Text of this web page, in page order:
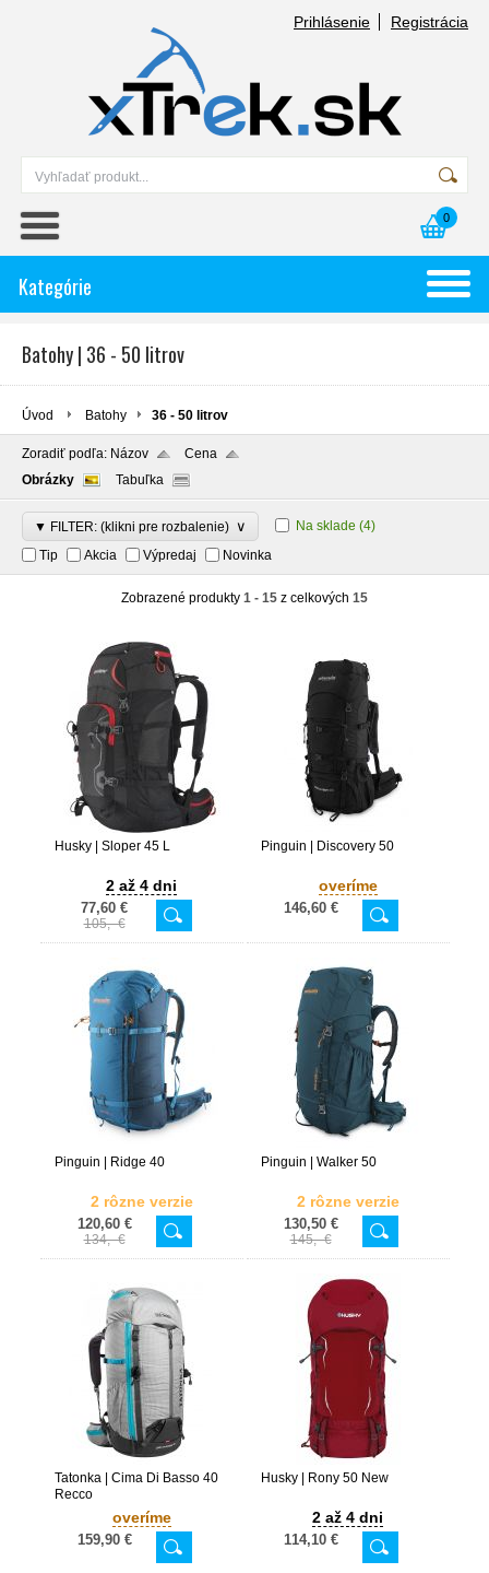
Prihlásenie Registrácia
0
Kategórie
Batohy | 36 - 50 litrov
Úvod Batohy 36 - 50 litrov
Zoradiť podľa: Názov
Cena
Obrázky
Tabuľka
▼ FILTER: (klikni pre rozbalenie) ∨ Na sklade (4)
Tip
Akcia Výpredaj Novinka
Zobrazené produkty 1 - 15 z celkových 15
Husky | Sloper 45 L
2 až 4 dni
77,60 €
105,- €
Pinguin | Discovery 50
overíme
146,60 €
Pinguin | Ridge 40
2 rôzne verzie
120,60 €
134,- €
Pinguin | Walker 50
2 rôzne verzie
130,50 €
145,- €
Tatonka | Cima Di Basso 40
Recco
overíme
159,90 €
Husky | Rony 50 New
2 až 4 dni
114,10 €